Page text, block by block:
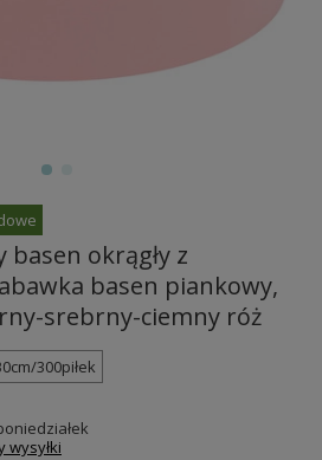
basen okrągły z
basen piankowy,
srebrny-ciemny róż
300piłek
wysyłki